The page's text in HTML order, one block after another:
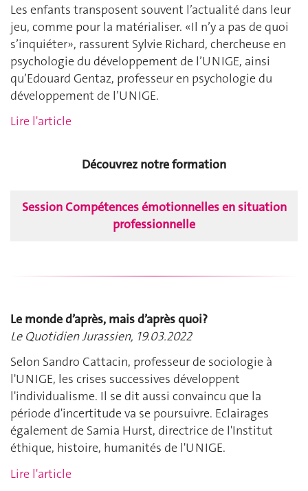
Les enfants transposent souvent l’actualité dans leur
jeu, comme pour la matérialiser. «Il n’y a pas de quoi
s’inquiéter», rassurent Sylvie Richard, chercheuse en
psychologie du développement de l’UNIGE, ainsi
qu’Edouard Gentaz, professeur en psychologie du
développement de l’UNIGE.
Lire l'article
Découvrez notre formation
Session Compétences émotionnelles en situation
professionnelle
Le monde d’après, mais d’après quoi?
Le Quotidien Jurassien, 19.03.2022
Selon Sandro Cattacin, professeur de sociologie à
l'UNIGE, les crises successives développent
l'individualisme. Il se dit aussi convaincu que la
période d'incertitude va se poursuivre. Eclairages
également de Samia Hurst, directrice de l'Institut
éthique, histoire, humanités de l'UNIGE.
Lire l'article